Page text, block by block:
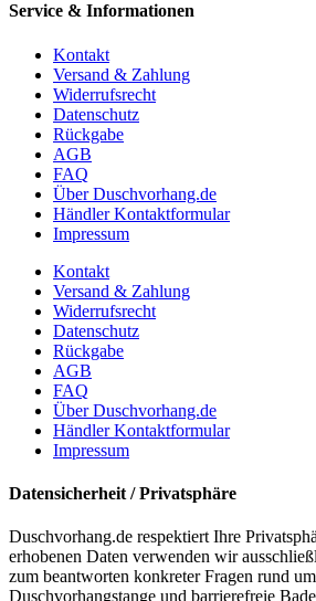
Service & Informationen
Kontakt
Versand & Zahlung
Widerrufsrecht
Datenschutz
Rückgabe
AGB
FAQ
Über Duschvorhang.de
Händler Kontaktformular
Impressum
Kontakt
Versand & Zahlung
Widerrufsrecht
Datenschutz
Rückgabe
AGB
FAQ
Über Duschvorhang.de
Händler Kontaktformular
Impressum
Datensicherheit / Privatsphäre
Duschvorhang.de respektiert Ihre
erhobenen Daten verwenden wir
zum beantworten konkreter Fragen rund
Duschvorhangstange und barrierefreie